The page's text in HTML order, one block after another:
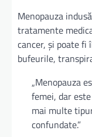
Menopauza
tratamente
cancer, și poate fi
bufeurile,
„Menopauza
femei, dar
mai multe
confundate.”